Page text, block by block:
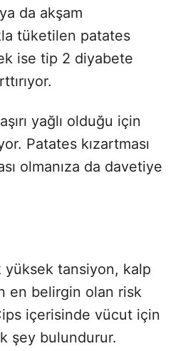
da akşam
tüketilen patates
ise tip 2 diyabete
yağlı olduğu için
Patates kızartması
olmanıza da davetiye
tansiyon, kalp
en belirgin olan risk
içerisinde vücut için
şey bulundurur.